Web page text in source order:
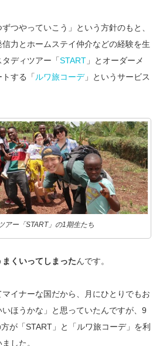
ずつやっていこう」という方針のもと、
力とホームステイ仲介などの経験を生
ディツアー「START 」とオーダーメ
する「ルワ旅コーデ」というサービス
アー「START」の1期生たち
くいってしまったんです。
マイナーな国だから、月にひとりでもお
ほうかな」と思っていたんですが、9
が「START」と「ルワ旅コーデ」を利
した。